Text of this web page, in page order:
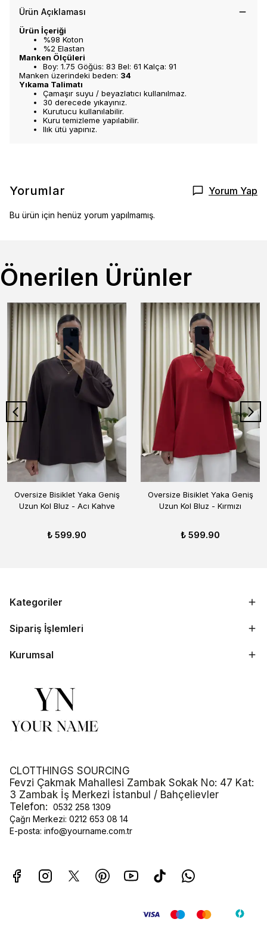
Ürün Açıklaması
Ürün İçeriği
%98 Koton
%2 Elastan
Manken Ölçüleri
Boy: 1.75 Göğüs: 83 Bel: 61 Kalça: 91
Manken üzerindeki beden: 34
Yıkama Talimatı
Çamaşır suyu / beyazlatıcı kullanılmaz.
30 derecede yıkayınız.
Kurutucu kullanılabilir.
Kuru temizleme yapılabilir.
Ilık ütü yapınız.
Yorumlar Yorum Yap
Bu ürün için henüz yorum yapılmamış.
Önerilen Ürünler
Oversize Bisiklet Yaka Geniş
Uzun Kol Bluz - Acı Kahve
₺ 599.90
Oversize Bisiklet Yaka Geniş
Uzun Kol Bluz - Kırmızı
₺ 599.90
Kategoriler
Sipariş İşlemleri
Kurumsal
CLOTTHINGS SOURCING
Fevzi Çakmak Mahallesi Zambak Sokak No: 47 Kat:
3 Zambak İş Merkezi İstanbul / Bahçelievler
Telefon: 0532 258 1309
Çağrı Merkezi: 0212 653 08 14
E-posta: info@yourname.com.tr